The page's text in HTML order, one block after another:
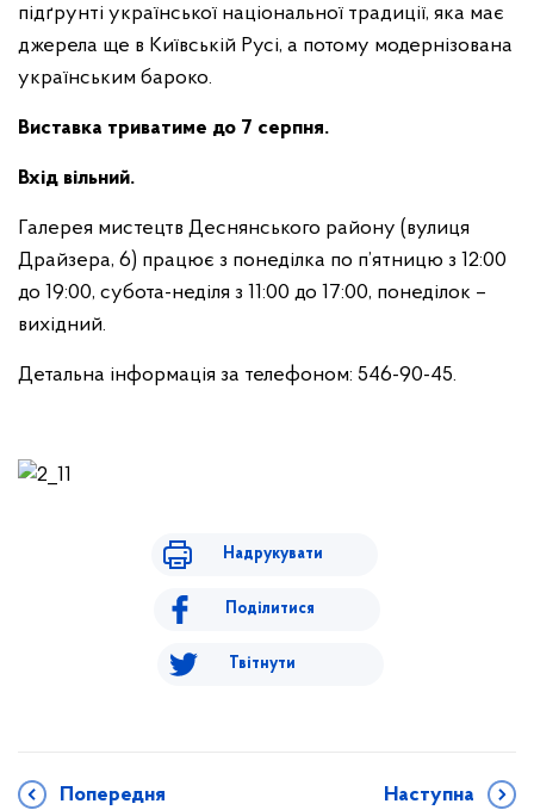
підґрунті української національної традиції, яка має
джерела ще в Київській Русі, а потому модернізована
українським бароко.
Виставка триватиме до 7 серпня.
Вхід вільний.
Галерея мистецтв Деснянського району (вулиця
Драйзера, 6) працює з понеділка по п’ятницю з 12:00
до 19:00, субота-неділя з 11:00 до 17:00, понеділок –
вихідний.
Детальна інформація за телефоном: 546-90-45.
Надрукувати
Поділитися
Твітнути
Попередня Наступна